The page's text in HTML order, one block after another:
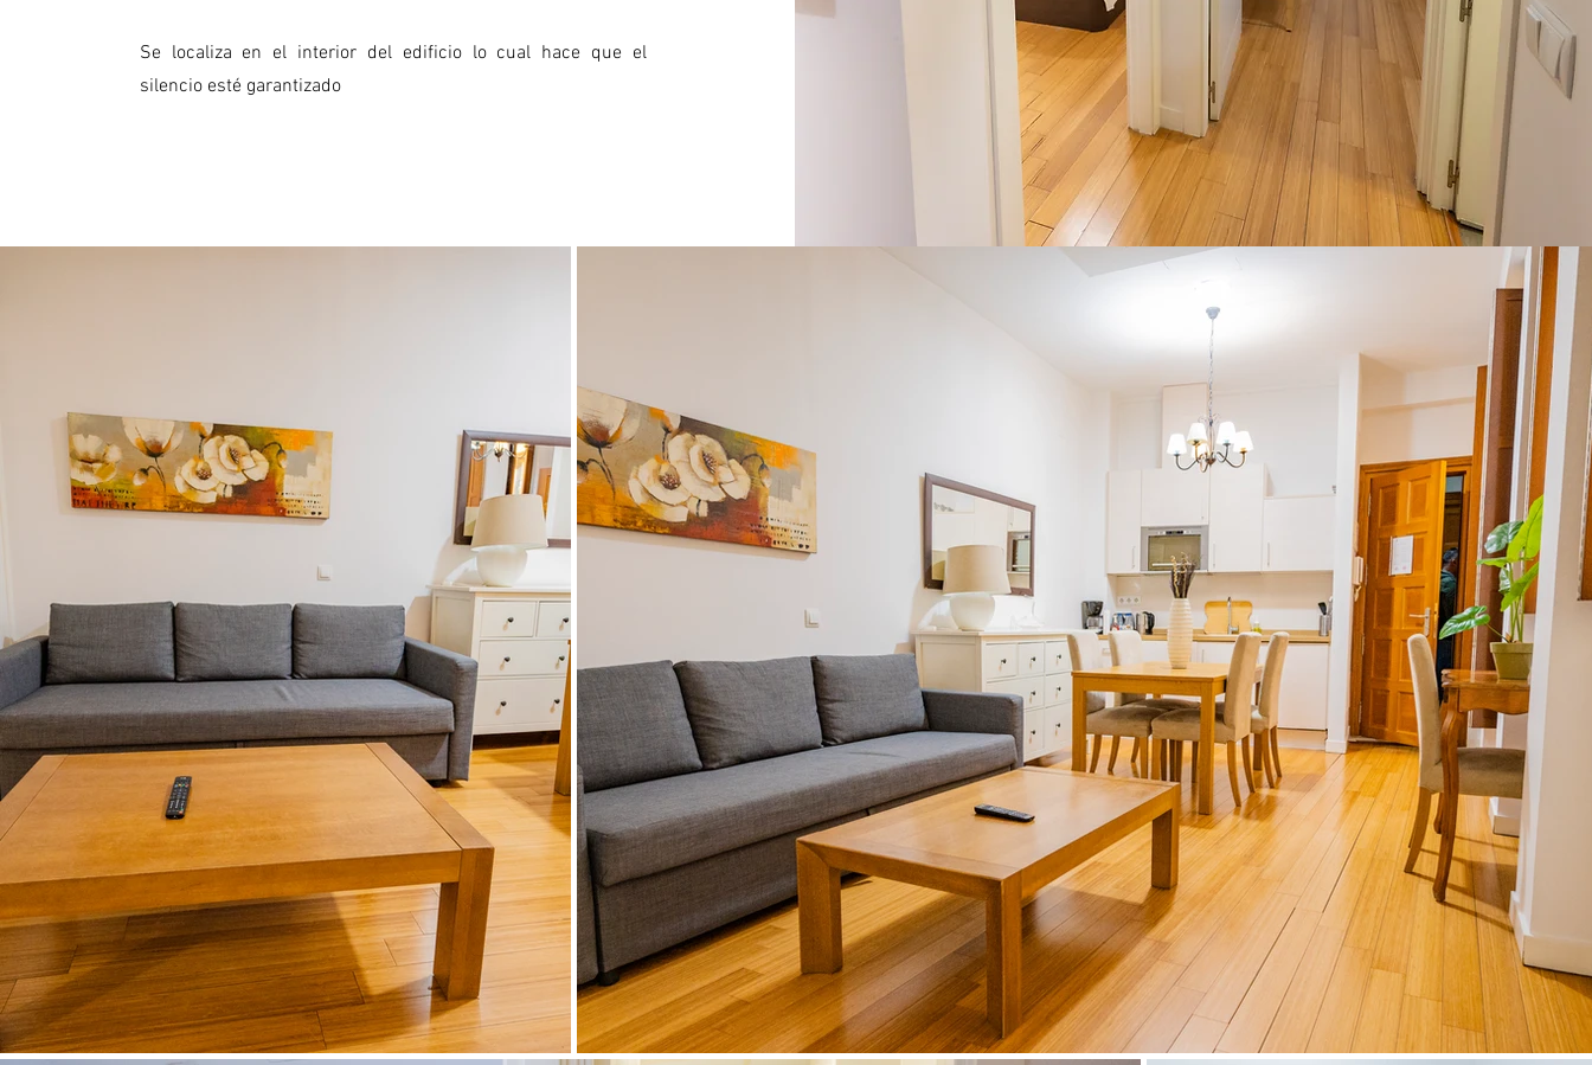
Se localiza en el interior del edificio lo cual hace que el
silencio esté garantizado